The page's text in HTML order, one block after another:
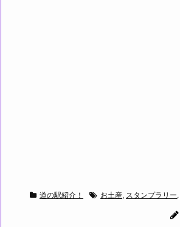
道の駅紹介！ お土産, スタンプラリー,